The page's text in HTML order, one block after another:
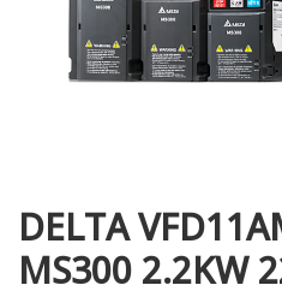
DELTA
MS300 2.2KW